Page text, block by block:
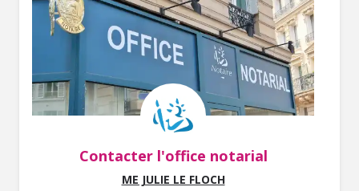
Contacter l'office notarial
ME JULIE LE FLOCH